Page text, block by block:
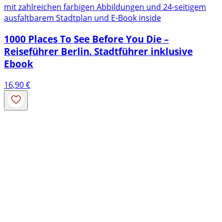
mit zahlreichen farbigen Abbildungen und 24-seitigem
ausfaltbarem Stadtplan und E-Book inside
1000 Places To See Before You Die –
Reiseführer Berlin. Stadtführer inklusive
Ebook
16,90€